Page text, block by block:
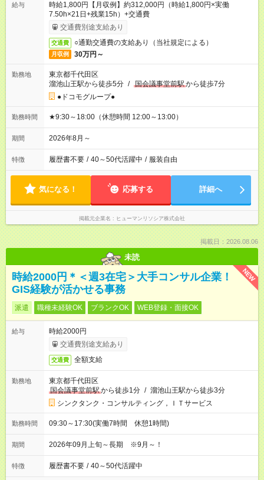
給与
時給1,800円【月収例】約312,000円（時給1,800円×実働
7.50h×21日+残業15h）+交通費
交通費別途支給あり
交通費 ○通勤交通費の支給あり（当社規定による）
月収例 30万円～
勤務地
東京都千代田区
溜池山王駅から徒歩5分 / 国会議事堂前駅から徒歩7分
●ドコモグループ●
勤務時間 ★9:30～18:00（休憩時間 12:00～13:00）
期間 2026年8月～
特徴 履歴書不要 / 40～50代活躍中 / 服装自由
気になる！ 応募する 詳細へ
掲載元企業名 ヒューマンリソシア株式会社
掲載日：2026.08.06
未読
NEW
時給2000円＊＜週3在宅＞大手コンサル企業！
GIS経験が活かせる事務
派遣 職種未経験OK ブランクOK WEB登録・面接OK
給与
時給2000円
交通費別途支給あり
交通費 全額支給
勤務地
東京都千代田区
国会議事堂前駅から徒歩1分 / 溜池山王駅から徒歩3分
シンクタンク・コンサルティング，ＩＴサービス
勤務時間 09:30～17:30(実働7時間 休憩1時間)
期間 2026年09月上旬～長期 ※9月～！
特徴 履歴書不要 / 40～50代活躍中